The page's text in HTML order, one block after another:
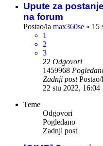
Upute za
na forum
Postao/la max360se » 15
1
2
3
22 Odgovori
1459968
Zadnji postPostao/
22 stu 2022, 16:04
Teme
Odgovori
Pogledano
Zadnji post